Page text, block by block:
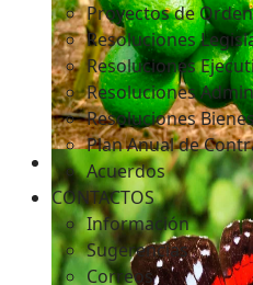
Proyectos de
Resoluciones
Resoluciones
Resoluciones
Resoluciones
Plan Anual de
Acuerdos
CONTACTOS
Información
Sugerencias
Correos